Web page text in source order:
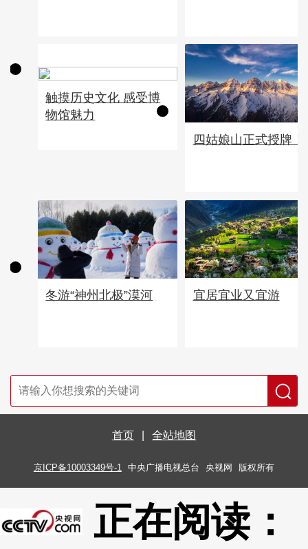
触摸历史文化 感受博
物馆魅力
四姑娘山正式授牌！
冬游“神州北极”漠河 宜居宜业又宜游
首页 全站地图
京ICP备10003349号-1 中央广播电视总台 央视网 版权所有
正在阅读：